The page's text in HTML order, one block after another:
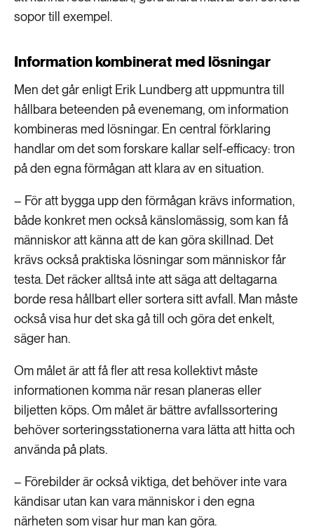
sopor till exempel.
Information kombinerat med lösningar
Men det går enligt Erik Lundberg att uppmuntra till
hållbara beteenden på evenemang, om information
kombineras med lösningar. En central förklaring
handlar om det som forskare kallar self-efficacy: tron
på den egna förmågan att klara av en situation.
– För att bygga upp den förmågan krävs information,
både konkret men också känslomässig, som kan få
människor att känna att de kan göra skillnad. Det
krävs också praktiska lösningar som människor får
testa. Det räcker alltså inte att säga att deltagarna
borde resa hållbart eller sortera sitt avfall. Man måste
också visa hur det ska gå till och göra det enkelt,
säger han.
Om målet är att få fler att resa kollektivt måste
informationen komma när resan planeras eller
biljetten köps. Om målet är bättre avfallssortering
behöver sorteringsstationerna vara lätta att hitta och
använda på plats.
– Förebilder är också viktiga, det behöver inte vara
kändisar utan kan vara människor i den egna
närheten som visar hur man kan göra.